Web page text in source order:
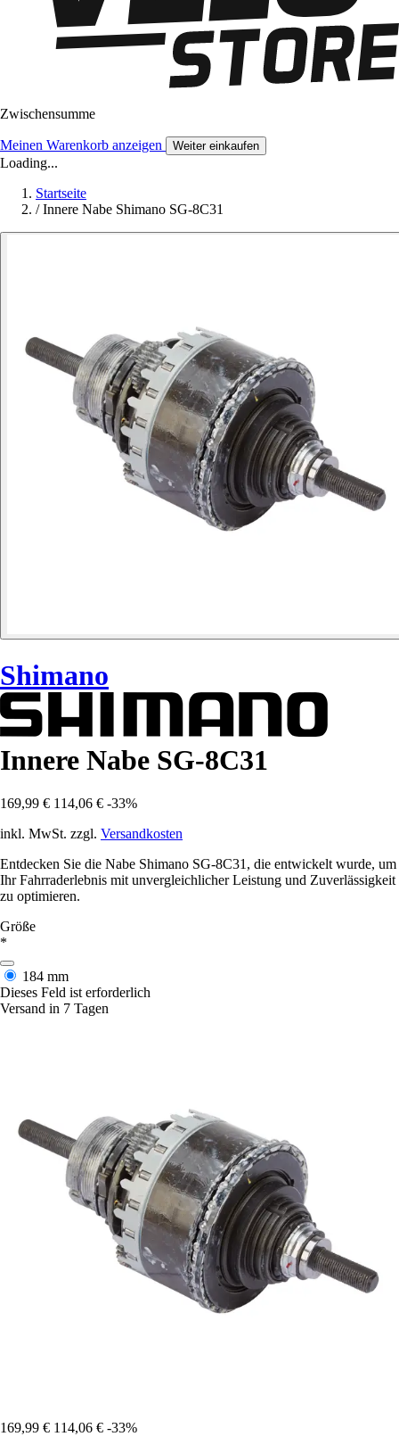
Zwischensumme
Meinen Warenkorb anzeigen Weiter einkaufen
Loading...
Startseite
/ Innere Nabe Shimano SG-8C31
Shimano
Innere Nabe SG-8C31
169,99 € 114,06 € -33%
inkl. MwSt. zzgl. Versandkosten
Entdecken Sie die Nabe Shimano SG-8C31, die entwickelt wurde, um
Ihr Fahrraderlebnis mit unvergleichlicher Leistung und Zuverlässigkeit
zu optimieren.
Größe
*
184 mm
Dieses Feld ist erforderlich
Versand in 7 Tagen
169,99 € 114,06 € -33%